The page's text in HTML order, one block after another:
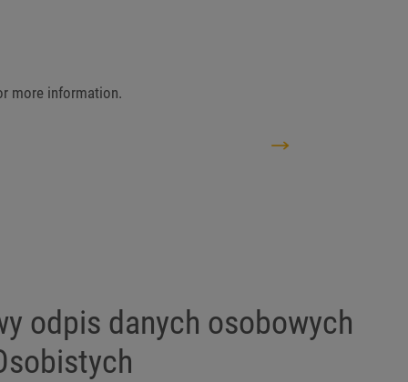
more information.
odpis danych osobowych